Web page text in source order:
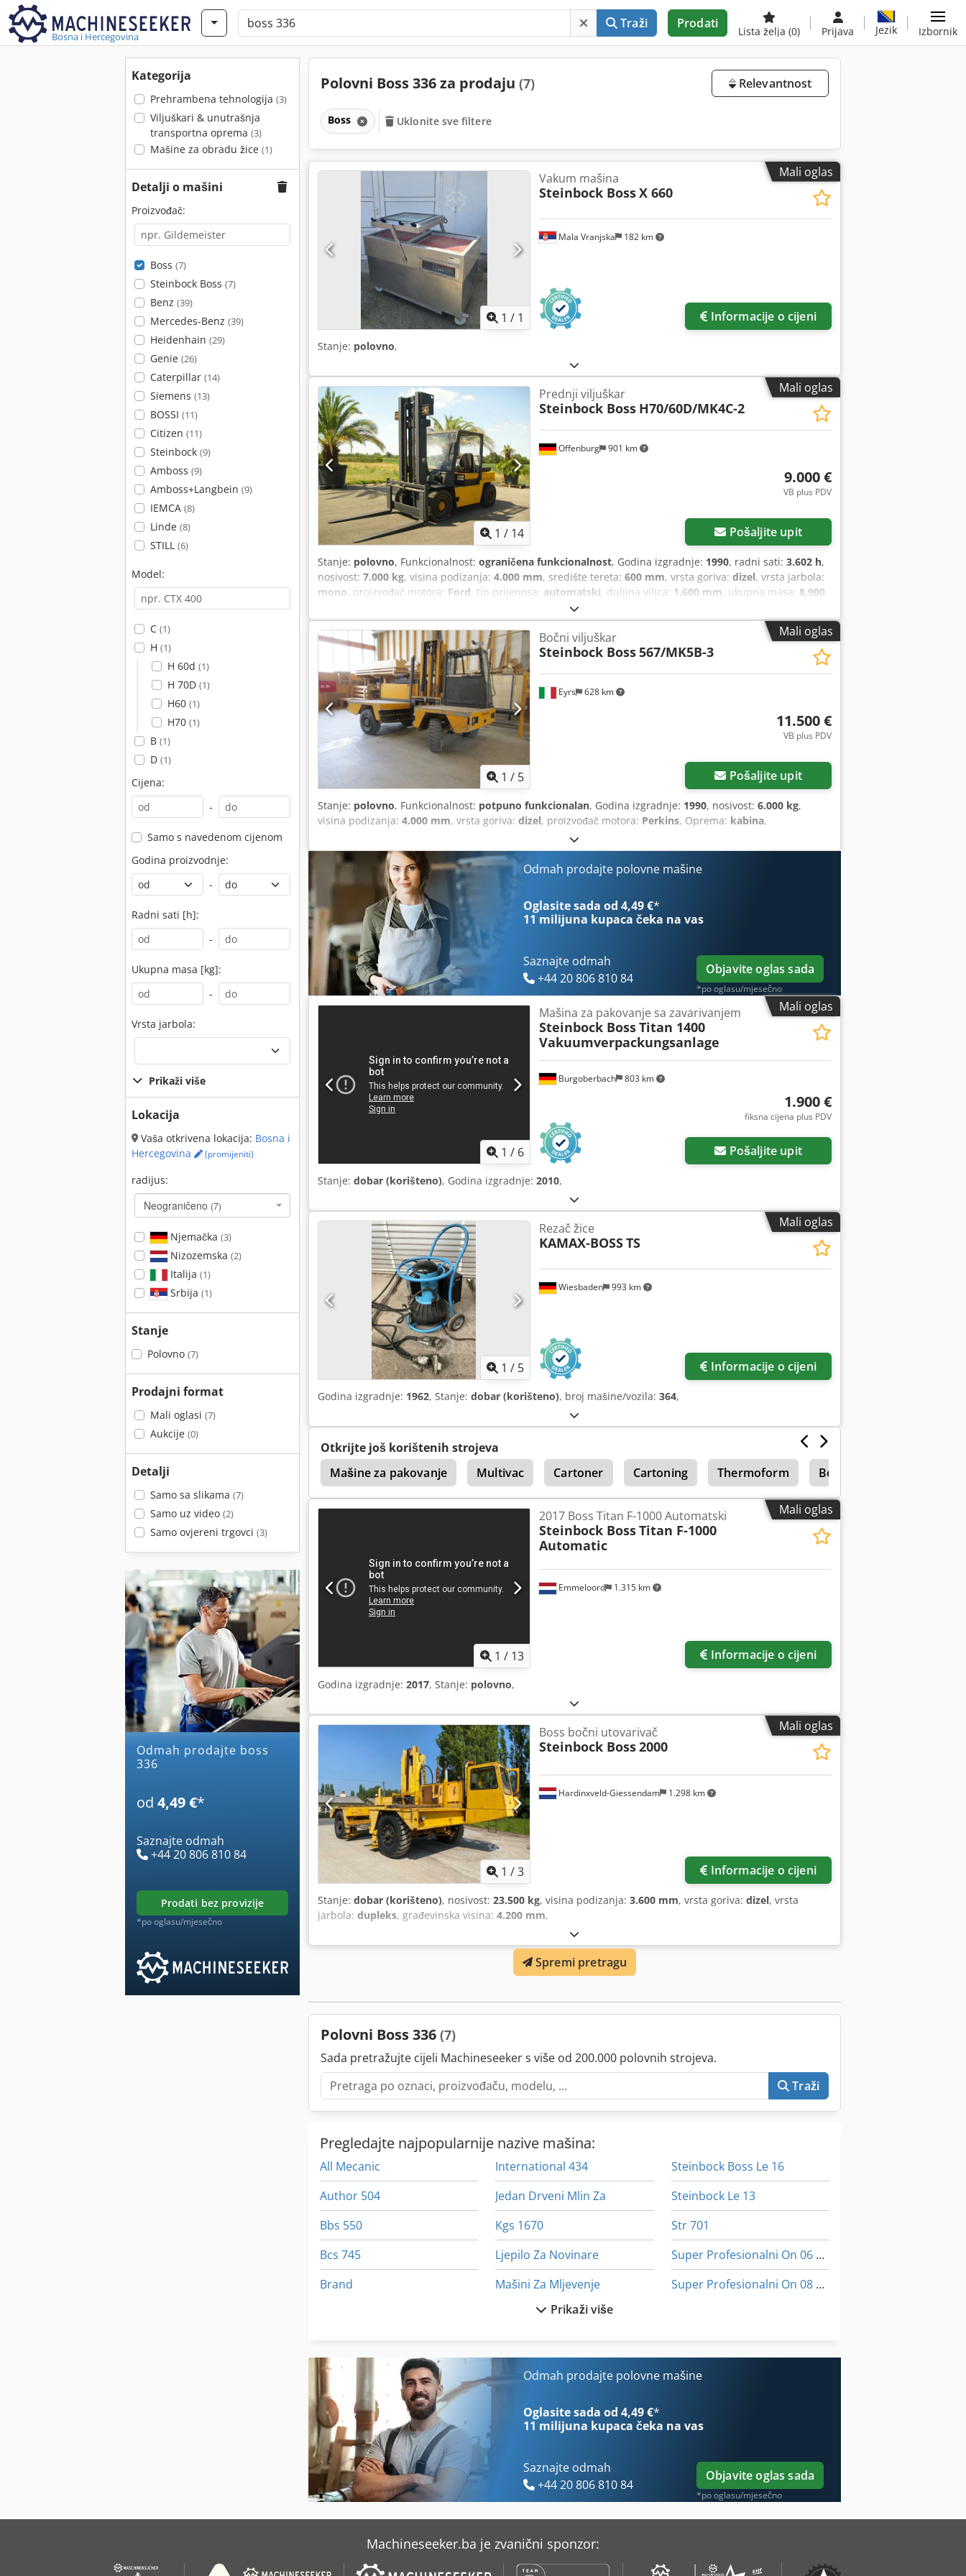
Bosna i Hercegovina
Traži Prodati
Lista želja (0) Prijava Jezik Izbornik
Kategorija
Prehrambena tehnologija (3)
Viljuškari & unutrašnja
transportna oprema (3)
Mašine za obradu žice (1)
Detalji o mašini
Proizvođač:
Boss (7)
Steinbock Boss (7)
Benz (39)
Mercedes-Benz (39)
Heidenhain (29)
Genie (26)
Caterpillar (14)
Siemens (13)
BOSSI (11)
Citizen (11)
Steinbock (9)
Amboss (9)
Amboss+Langbein (9)
IEMCA (8)
Linde (8)
STILL (6)
Model:
C (1)
H (1)
H 60d (1)
H 70D (1)
H60 (1)
H70 (1)
B (1)
D (1)
Cijena:
-
Samo s navedenom cijenom
Godina proizvodnje:
-
Radni sati [h]:
-
Ukupna masa [kg]:
-
Vrsta jarbola:
Prikaži više
Lokacija
Vaša otkrivena lokacija: Bosna i
Hercegovina
(promijeniti)
radijus:
Neograničeno (7)
Njemačka (3)
Nizozemska (2)
Italija (1)
Srbija (1)
Stanje
Polovno (7)
Prodajni format
Mali oglasi (7)
Aukcije (0)
Detalji
Samo sa slikama (7)
Samo uz video (2)
Samo ovjereni trgovci (3)
Odmah prodajte boss
336
od 4,49 €*
Saznajte odmah
+44 20 806 810 84
prodati bez provizije
*po oglasu/mjesečno
Polovni Boss 336 za prodaju (7) Relevantnost
Boss Uklonite sve filtere
Mali oglas
1 / 1
Mala Vranjska 182 km
Vakum mašina
Steinbock BossX 660
Informacije o cijeni
Stanje: polovno,
Mali oglas
1 / 14
Offenburg 901 km
Prednji viljuškar
Steinbock Boss H70/60D/MK4C-2
9.000 €
VB plus PDV
Pošaljite upit
Stanje: polovno, Funkcionalnost: ograničena funkcionalnost, Godina izgradnje: 1990, radni sati: 3.602 h,
nosivost: 7.000 kg, visina podizanja: 4.000 mm, središte tereta: 600 mm, vrsta goriva: dizel, vrsta jarbola:
mono, proizvođač motora: Ford, tip prijenosa: automatski, duljina vilica: 1.600 mm, ukupna masa: 8.900
Mali oglas
1 / 5
Eyrs 628 km
Bočni viljuškar
Steinbock Boss567/MK5B-3
11.500 €
VB plus PDV
Pošaljite upit
Stanje: polovno, Funkcionalnost: potpuno funkcionalan, Godina izgradnje: 1990, nosivost: 6.000 kg,
visina podizanja: 4.000 mm, vrsta goriva: dizel, proizvođač motora: Perkins, Oprema: kabina,
Odmah prodajte polovne mašine
Oglasite sada od 4,49 €*
11 milijuna kupaca čeka na vas
Saznajte odmah
+44 20 806 810 84
Objavite oglas sada
*po oglasu/mjesečno
Mali oglas
1 / 6
Burgoberbach 803 km
Mašina za pakovanje sa zavarivanjem
Steinbock BossTitan 1400
Vakuumverpackungsanlage
1.900 €
fiksna cijena plus PDV
Pošaljite upit
Stanje: dobar (korišteno), Godina izgradnje: 2010,
Mali oglas
1 / 5
Wiesbaden 993 km
Rezač žice
KAMAX-BOSSTS
Informacije o cijeni
Godina izgradnje: 1962, Stanje: dobar (korišteno), broj mašine/vozila: 364,
Otkrijte još korištenih strojeva
Mašine za pakovanje
Multivac Cartoner Cartoning Thermoform Bočni viljuškar
Četiri Način Viličara
Mali oglas
1 / 13
Emmeloord 1.315 km
2017 Boss Titan F-1000 Automatski
Steinbock BossTitan F-1000
Automatic
Informacije o cijeni
Godina izgradnje: 2017, Stanje: polovno,
Mali oglas
1 /3
Hardinxveld-Giessendam 1.298 km
Boss bočni utovarivač
Steinbock Boss2000
Informacije o cijeni
Stanje: dobar (korišteno), nosivost: 23.500 kg, visina podizanja: 3.600 mm, vrsta goriva: dizel, vrsta
jarbola: dupleks, građevinska visina: 4.200 mm,
Spremi pretragu
Polovni Boss 336 (7)
Sada pretražujte cijeli Machineseeker s više od 200.000 polovnih strojeva.
Traži
Pregledajte najpopularnije nazive mašina:
All Mecanic
Author 504
Bbs 550
Bcs 745
Brand
Idx 23
International 433
International 434
Jedan Drveni Mlin Za
Kgs 1670
Ljepilo Za Novinare
Mašini Za Mljevenje
Prozor Za Kavu
Steinbock Boss Le 16
Steinbock Le 13
Str 701
Super Profesionalni On 06 Utovarivačem
Super Profesionalni On 08 Utovarivačem
Prikaži više
Odmah prodajte polovne mašine
Oglasite sada od 4,49 €*
11 milijuna kupaca čeka na vas
Saznajte odmah
+44 20 806 810 84
Objavite oglas sada
*po oglasu/mjesečno
Machineseeker.ba je zvanični sponzor: